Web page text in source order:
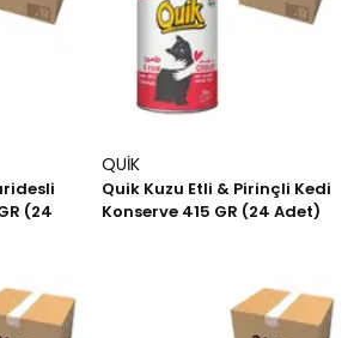
(24
QUİK
Quik Kuzu Etli & Pirinçli Kedi
Konserve 415 GR (24 Adet)